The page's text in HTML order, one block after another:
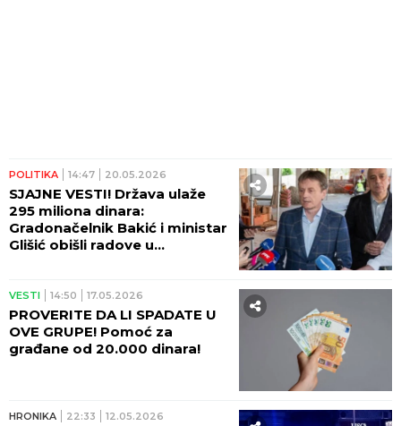
POLITIKA 14:47 20.05.2026
SJAJNE VESTI! Država ulaže
295 miliona dinara:
Gradonačelnik Bakić i ministar
Glišić obišli radove u
VESTI 14:50 17.05.2026
PROVERITE DA LI SPADATE U
OVE GRUPE! Pomoć za
građane od 20.000 dinara!
HRONIKA 22:33 12.05.2026